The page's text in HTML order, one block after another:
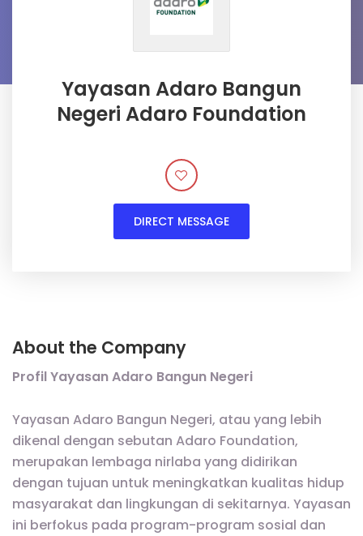
Yayasan Adaro Bangun
Negeri Adaro Foundation
DIRECT MESSAGE
About the Company
Profil Yayasan Adaro Bangun Negeri
Yayasan Adaro Bangun Negeri, atau yang lebih
dikenal dengan sebutan Adaro Foundation,
merupakan lembaga nirlaba yang didirikan
dengan tujuan untuk meningkatkan kualitas hidup
masyarakat dan lingkungan di sekitarnya. Yayasan
ini berfokus pada program-program sosial dan